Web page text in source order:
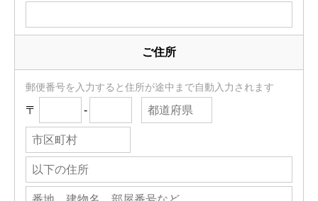
ご住所
郵便番号を入力すると住所が途中まで自動入力されます
〒 -